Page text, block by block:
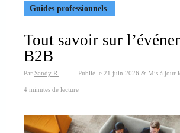
Guides professionnels
Tout savoir sur
B2B
Par Sandy R. Publié le 21 juin 2026 & Mis à jour
4 minutes de lecture